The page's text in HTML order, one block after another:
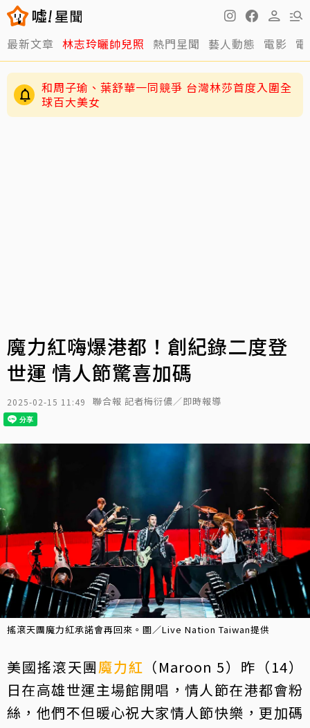
最新文章 林志玲曬帥兒照 熱門星聞 藝人動態 電影
和周子瑜、葉舒華一同競爭 台灣林莎首度入圍全
球百大美女
魔力紅嗨爆港都！創紀錄二度登
世運 情人節驚喜加碼
2025-02-15 11:49 聯合報 記者梅衍儂／即時報導
搖滾天團魔力紅承諾會再回來。圖／Live Nation Taiwan提供
美國搖滾天團魔力紅 （Maroon 5）昨（14）
日在高雄世運主場館開唱，情人節在港都會粉
絲，他們不但暖心祝大家情人節快樂，更加碼